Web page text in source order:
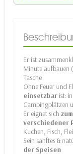
Er ist
Minute aufbauen
Tasche
Ohne Feuer und
einsetzbar ist:
Campingplätzen
Er eignet sich
verschiedener
Kuchen, Fisch,
Sein sanftes &
der Speisen